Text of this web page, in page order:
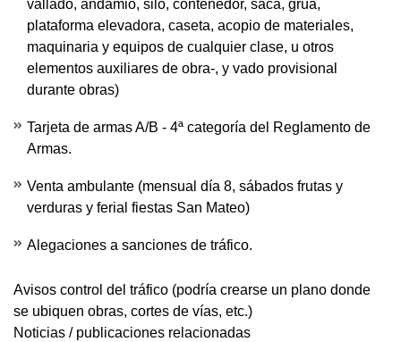
vallado, andamio, silo, contenedor, saca, grúa,
plataforma elevadora, caseta, acopio de materiales,
maquinaria y equipos de cualquier clase, u otros
elementos auxiliares de obra-, y vado provisional
durante obras)
Tarjeta de armas A/B - 4ª categoría del Reglamento de
Armas.
Venta ambulante (mensual día 8, sábados frutas y
verduras y ferial fiestas San Mateo)
Alegaciones a sanciones de tráfico.
Avisos control del tráfico (podría crearse un plano donde
se ubiquen obras, cortes de vías, etc.)
Noticias / publicaciones relacionadas